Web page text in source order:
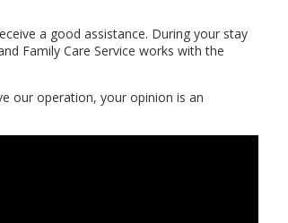
a good assistance. During your stay
Family Care Service works with the
our operation, your opinion is an